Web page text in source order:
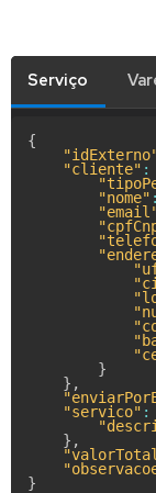
Serviço
{
"cliente" :
"nome" :
}
} ,
"servico" :
} ,
}